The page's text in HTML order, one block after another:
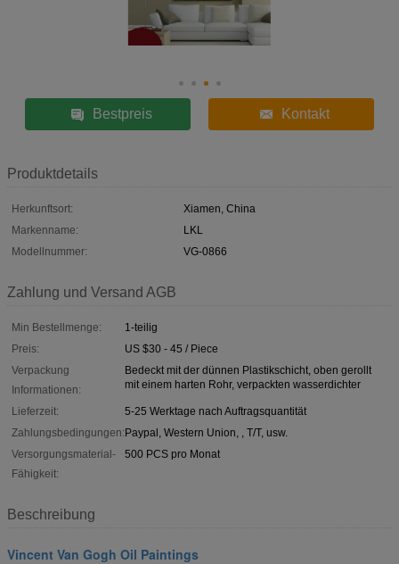
Bestpreis Kontakt
Produktdetails
Herkunftsort:
Xiamen, China
Markenname:
LKL
Modellnummer:
VG-0866
Zahlung und Versand AGB
Min Bestellmenge:
1-teilig
Preis:
US $30 - 45 / Piece
Verpackung
Informationen:
Bedeckt mit der dünnen Plastikschicht, oben gerollt
mit einem harten Rohr, verpackten wasserdichter
Lieferzeit:
5-25 Werktage nach Auftragsquantität
Zahlungsbedingungen:Paypal, Western Union, , T/T, usw.
Versorgungsmaterial-
Fähigkeit:
500 PCS pro Monat
Beschreibung
Vincent Van Gogh Oil Paintings